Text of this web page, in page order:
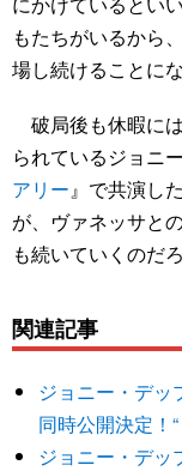
もたちがいるから
場し続けることに
破局後も休暇に
られているジョニ
アリー』で共演し
が、ヴァネッサと
も続いていくのだ
関連記事
ジョニー・デッ
同時公開決定！
ジョニー・デッ